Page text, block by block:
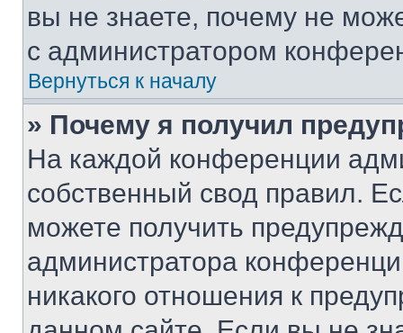
вы не знаете, почему не
с администратором
Вернуться к началу
» Почему я получил
На каждой конференции
собственный свод правил.
можете получить
администратора
никакого отношения к